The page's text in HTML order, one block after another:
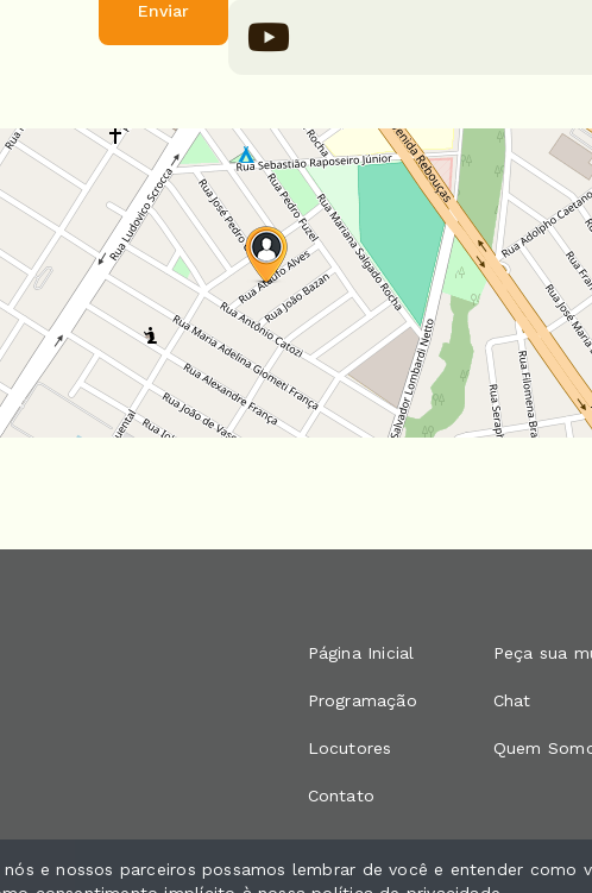
Enviar
Página Inicial
Programação
Locutores
Contato
Peça sua
Chat
Quem
e nossos parceiros possamos lembrar de você e entender como